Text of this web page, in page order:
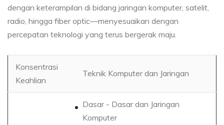
dengan keterampilan di bidang jaringan komputer, satelit,
radio, hingga fiber optic—menyesuaikan dengan
percepatan teknologi yang terus bergerak maju.
Konsentrasi
Keahlian
Teknik Komputer dan Jaringan
Dasar - Dasar dan Jaringan
Komputer